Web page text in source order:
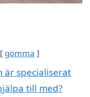
gömma
är specialiserat
till med?